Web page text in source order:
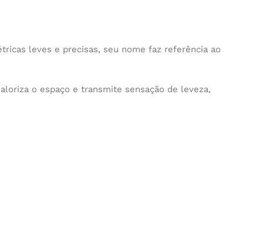
leves e precisas, seu nome faz referência ao
o espaço e transmite sensação de leveza,